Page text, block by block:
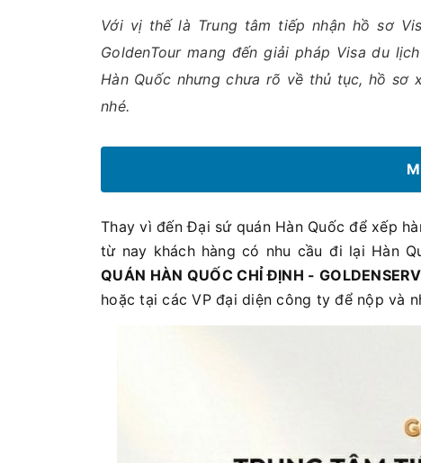
Với vị thế là Trung tâm tiếp nhận hồ sơ
GoldenTour mang đến giải pháp Visa du
Hàn Quốc nhưng chưa rõ về thủ tục, hồ sơ
nhé.
Thay vì đến Đại sứ quán Hàn Quốc để xếp
từ nay khách hàng có nhu cầu đi lại Hàn
QUÁN HÀN QUỐC CHỈ ĐỊNH -
hoặc tại các VP đại diện công ty để nộp và